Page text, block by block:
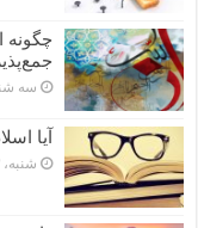
چگونه
سه شنبه، ۳
آیا
شنبه، ۲۳ دی ۱۳۹۶